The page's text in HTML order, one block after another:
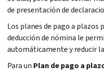
de presentación de
Los planes de pago a plazos
deducción de nómina le
automáticamente y reducir
Para un Plan de pago a